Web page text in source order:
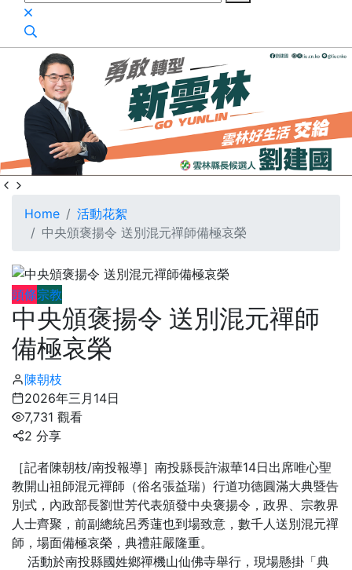
Home
活動花絮
中央頒褒揚令 送別混元禪師備極哀榮
頭條宗教
中央頒褒揚令 送別混元禪師
備極哀榮
陳朝枝
2026年三月14日
7,731 觀看
2 分享
［記者陳朝枝/南投報導］南投縣長許淑華14日出席唯心聖
教開山祖師混元禪師（俗名張益瑞）行道功德圓滿大典暨告
別式，內政部長劉世芳代表頒發中央褒揚令，政界、宗教界
人士齊聚，前副總統呂秀蓮也到場致意，數千人送別混元禪
師，場面備極哀榮，典禮莊嚴隆重。
活動於南投縣國姓鄉禪機山仙佛寺舉行，現場懸掛「典